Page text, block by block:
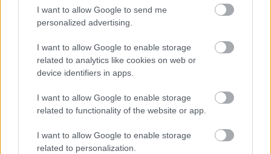
I want to allow Google to send me
personalized advertising.
I want to allow Google to enable storage
related to analytics like cookies on web or
device identifiers in apps.
I want to allow Google to enable storage
related to functionality of the website or app.
I want to allow Google to enable storage
related to personalization.
16 éve
@csaboti: "Váradi Csaba mindig Kercso árnyékában
sikeresen.Kercso mindig a kapusokat rábizta a
kapusedzöre,ö csak a játékosokkal foglalkozott.
Magyarországon!
Elgondolkoztato hogy mennyire nem törödnek egy